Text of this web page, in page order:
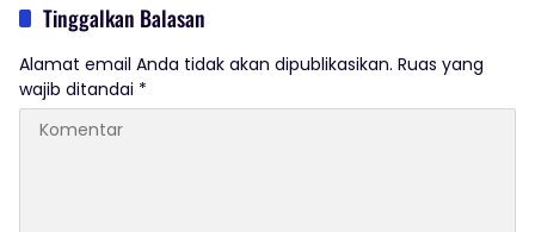
Tinggalkan Balasan
Alamat email Anda tidak akan dipublikasikan. Ruas yang
wajib ditandai *